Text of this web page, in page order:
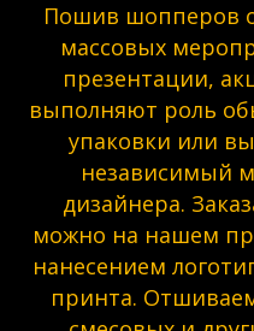
Пошив шопперов
массовых
презентации,
выполняют роль
упаковки или
независимый
дизайнера.
можно на нашем
нанесением
принта.